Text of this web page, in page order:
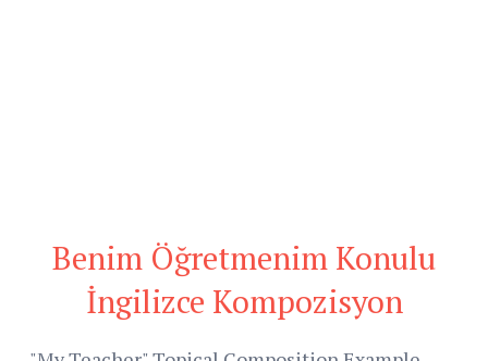
Benim Öğretmenim Konulu
İngilizce Kompozisyon